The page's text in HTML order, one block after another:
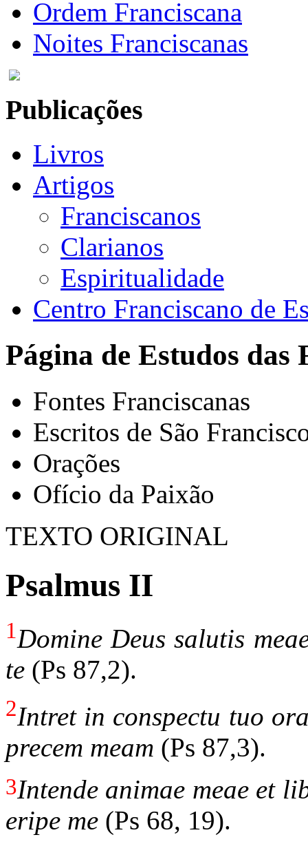
Ordem Franciscana
Noites Franciscanas
Publicações
Livros
Artigos
Franciscanos
Clarianos
Espiritualidade
Centro Franciscano de
Página de Estudos das
Fontes Franciscanas
Escritos de São
Orações
Ofício da Paixão
TEXTO ORIGINAL
Psalmus II
1Domine Deus salutis
te (Ps 87,2).
2Intret in conspectu tuo
precem meam (Ps 87,3).
3Intende animae meae et
eripe me (Ps 68, 19).